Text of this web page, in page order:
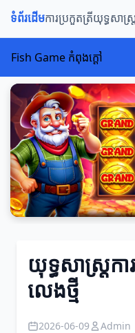
ទំព័រដើមការប្រកួតត្រីយុទ្ធសាស្
Fish Game កំពុងក្តៅ
យុទ្ធសាស្ត្រក
លេងថ្មី
2026-06-09 Admin